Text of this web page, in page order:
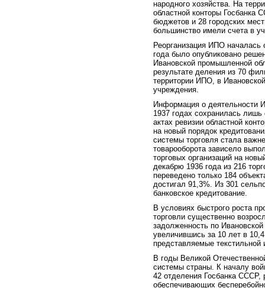
народного хозяйства. На
областной конторы Госбанка
бюджетов и 28 городских
большинство имели счета в
Реорганизация ИПО
года было опубликовано
Ивановской промышленной
результате деления из 70
территории ИПО, в
учреждения.
Информация о деятельности
1937 годах сохранилась
актах ревизии областной
на новый порядок
системы торговля стала
товарооборота зависело
торговых организаций на
декабрю 1936 года из 216
переведено только 184
достигал 91,3%. Из 301
банковское кредитование.
В условиях быстрого роста
торговли существенно
задолженность по
увеличившись за 10 лет в
представляемые
В годы Великой
системы страны. К началу
42 отделения Госбанка СССР,
обеспечивающих